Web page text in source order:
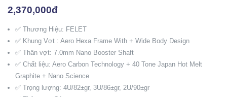
2,370,000đ
✅ Thương Hiệu: FELET
✅ Khung Vợt : Aero Hexa Frame With + Wide Body Design
✅ Thân vợt: 7.0mm Nano Booster Shaft
✅ Chất liệu: Aero Carbon Technology + 40 Tone Japan Hot Melt
Graphite + Nano Science
✅ Trọng lượng: 4U/82±gr, 3U/86±gr, 2U/90±gr